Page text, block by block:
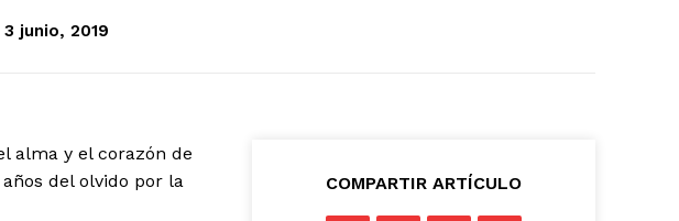
3 junio, 2019
alma y el corazón de
del olvido por la
COMPARTIR ARTÍCULO